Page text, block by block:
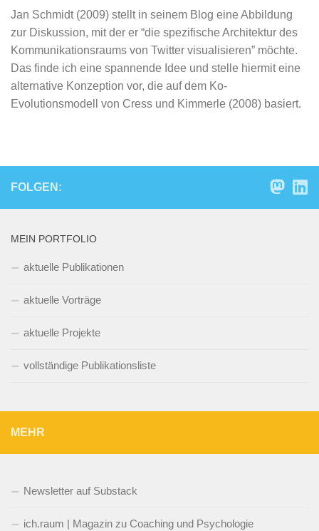
Jan Schmidt (2009) stellt in seinem Blog eine Abbildung
zur Diskussion, mit der er “die spezifische Architektur des
Kommunikationsraums von Twitter visualisieren” möchte.
Das finde ich eine spannende Idee und stelle hiermit eine
alternative Konzeption vor, die auf dem Ko-
Evolutionsmodell von Cress und Kimmerle (2008) basiert.
FOLGEN:
MEIN PORTFOLIO
aktuelle Publikationen
aktuelle Vorträge
aktuelle Projekte
vollständige Publikationsliste
MEHR
Newsletter auf Substack
ich.raum | Magazin zu Coaching und Psychologie